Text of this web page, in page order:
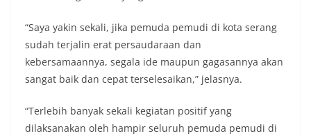
“Saya yakin sekali, jika pemuda pemudi di kota serang
sudah terjalin erat persaudaraan dan
kebersamaannya, segala ide maupun gagasannya akan
sangat baik dan cepat terselesaikan,” jelasnya.
“Terlebih banyak sekali kegiatan positif yang
dilaksanakan oleh hampir seluruh pemuda pemudi di